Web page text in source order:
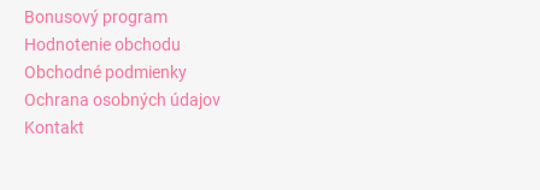
Bonusový program
Hodnotenie obchodu
Obchodné podmienky
Ochrana osobných údajov
Kontakt